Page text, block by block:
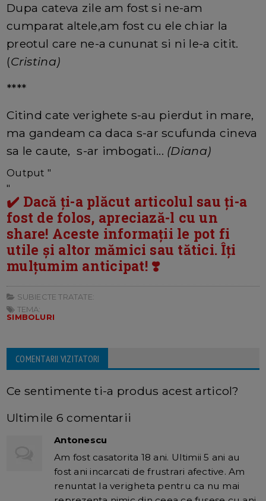
Dupa cateva zile am fost si ne-am
cumparat altele,am fost cu ele chiar la
preotul care ne-a cununat si ni le-a citit.
(Cristina)
****
Citind cate verighete s-au pierdut in mare,
ma gandeam ca daca s-ar scufunda cineva
sa le caute, s-ar imbogati... (Diana)
Output "
"
✔️ Dacă ți-a plăcut articolul sau ți-a
fost de folos, apreciază-l cu un
share! Aceste informații le pot fi
utile și altor mămici sau tătici. Îți
mulțumim anticipat! ❣️
SUBIECTE TRATATE:
TEMA:
SIMBOLURI
COMENTARII VIZITATORI
Ce sentimente ti-a produs acest articol?
Ultimile 6 comentarii
Antonescu
Am fost casatorita 18 ani. Ultimii 5 ani au
fost ani incarcati de frustrari afective. Am
renuntat la verigheta pentru ca nu mai